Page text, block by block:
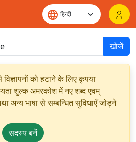
खोजें
को हटाने के लिए कृपया
शुल्क अमरकोश में नए शब्द एवम्
अन्य भाषा से सम्बन्धित सुविधाएँ जोड़ने
सदस्य बनें